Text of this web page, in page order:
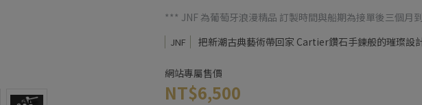
*** JNF 為葡萄牙浪漫精品 訂製時間與船期為接單後三個月
JNF 把新潮古典藝術帶回家 Cartier鑽石手鍊般的璀璨設
網站專屬售價
NT$6,500